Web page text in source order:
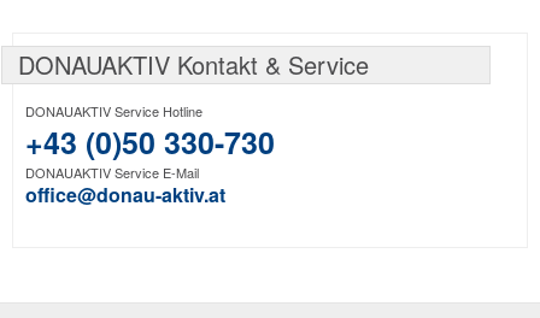
DONAUAKTIV Kontakt & Service
DONAUAKTIV Service Hotline
+43 (0)50 330-730
DONAUAKTIV Service E-Mail
office@donau-aktiv.at